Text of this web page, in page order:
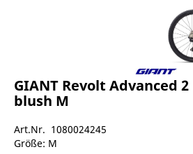
GIANT Revolt Advanced
blush M
Art.Nr. 1080024245
Größe: M